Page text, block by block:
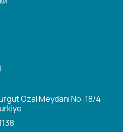
Ozal Meydani No :18/4